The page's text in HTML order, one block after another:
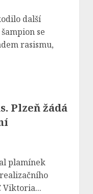
další
se
rasismu,
Plzeň žádá
plamínek
Viktoria...